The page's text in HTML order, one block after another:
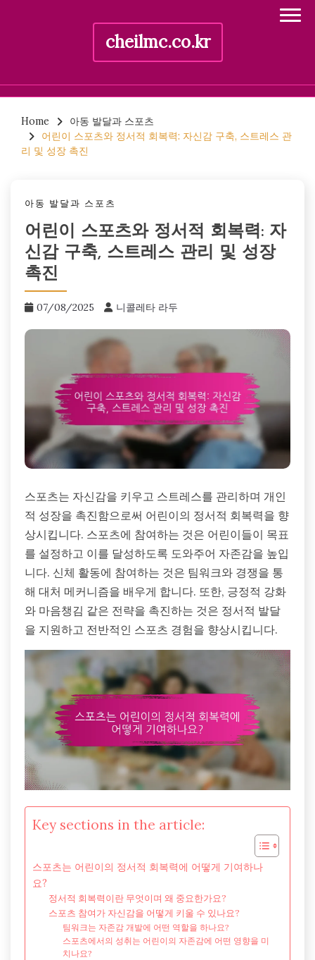
cheilmc.co.kr
content
Home
아동 발달과 스포츠
어린이 스포츠와 정서적 회복력: 자신감 구축, 스트레스 관
리 및 성장 촉진
아동 발달과 스포츠
어린이 스포츠와 정서적 회복력: 자
신감 구축, 스트레스 관리 및 성장
촉진
07/08/2025 니콜레타 라두
스포츠는 자신감을 키우고 스트레스를 관리하며 개인
적 성장을 촉진함으로써 어린이의 정서적 회복력을 향
상시킵니다. 스포츠에 참여하는 것은 어린이들이 목표
를 설정하고 이를 달성하도록 도와주어 자존감을 높입
니다. 신체 활동에 참여하는 것은 팀워크와 경쟁을 통
해 대처 메커니즘을 배우게 합니다. 또한, 긍정적 강화
와 마음챙김 같은 전략을 촉진하는 것은 정서적 발달
을 지원하고 전반적인 스포츠 경험을 향상시킵니다.
Key sections in the article:
스포츠는 어린이의 정서적 회복력에 어떻게 기여하나
요?
정서적 회복력이란 무엇이며 왜 중요한가요?
스포츠 참여가 자신감을 어떻게 키울 수 있나요?
팀워크는 자존감 개발에 어떤 역할을 하나요?
스포츠에서의 성취는 어린이의 자존감에 어떤 영향을 미
치나요?